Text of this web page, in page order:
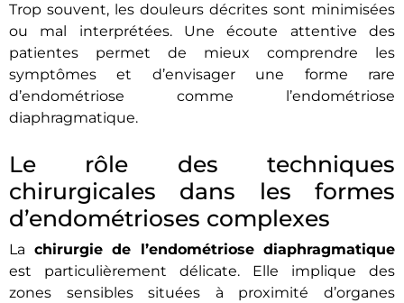
Trop souvent, les douleurs décrites sont minimisées
ou mal interprétées. Une écoute attentive des
patientes permet de mieux comprendre les
symptômes et d’envisager une forme rare
d’endométriose comme l’endométriose
diaphragmatique.
Le rôle des techniques
chirurgicales dans les formes
d’endométrioses complexes
La chirurgie de l’endométriose diaphragmatique
est particulièrement délicate. Elle implique des
zones sensibles situées à proximité d’organes